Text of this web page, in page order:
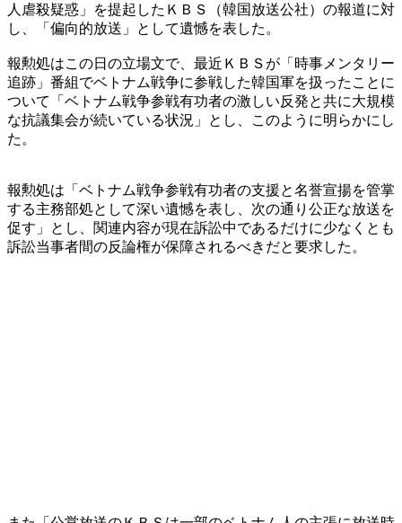
人虐殺疑惑」を提起したＫＢＳ（韓国放送公社）の報道に対
し、「偏向的放送」として遺憾を表した。
報勲処はこの日の立場文で、最近ＫＢＳが「時事メンタリー
追跡」番組でベトナム戦争に参戦した韓国軍を扱ったことに
ついて「ベトナム戦争参戦有功者の激しい反発と共に大規模
な抗議集会が続いている状況」とし、このように明らかにし
た。
報勲処は「ベトナム戦争参戦有功者の支援と名誉宣揚を管掌
する主務部処として深い遺憾を表し、次の通り公正な放送を
促す」とし、関連内容が現在訴訟中であるだけに少なくとも
訴訟当事者間の反論権が保障されるべきだと要求した。